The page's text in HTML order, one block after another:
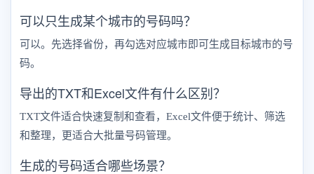
可以只生成某个城市的号码吗？
可以。先选择省份，再勾选对应城市即可生成目标城市的号
码。
导出的TXT和Excel文件有什么区别？
TXT文件适合快速复制和查看，Excel文件便于统计、筛选
和整理，更适合大批量号码管理。
生成的号码适合哪些场景？